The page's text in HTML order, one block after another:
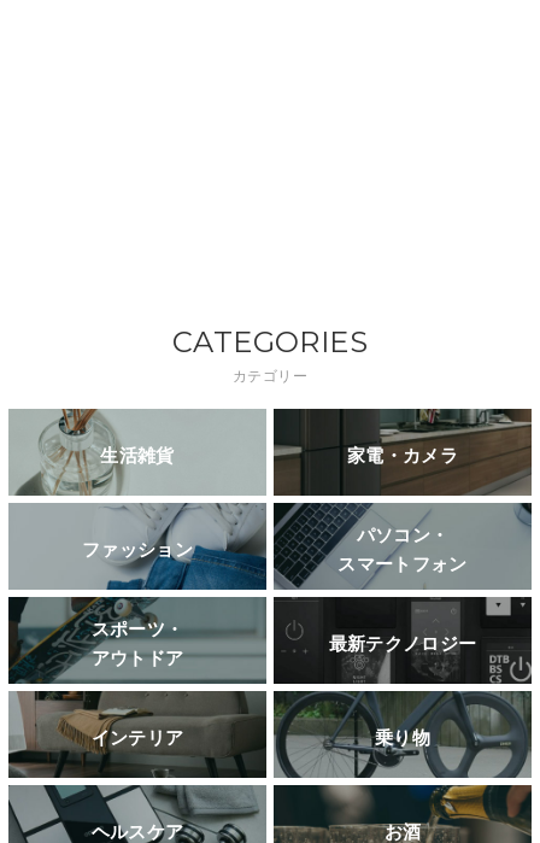
CATEGORIES
カテゴリー
生活雑貨 家電・カメラ
ファッション
パソコン・
スマートフォン
スポーツ・
アウトドア
最新テクノロジー
インテリア 乗り物
ヘルスケア お酒